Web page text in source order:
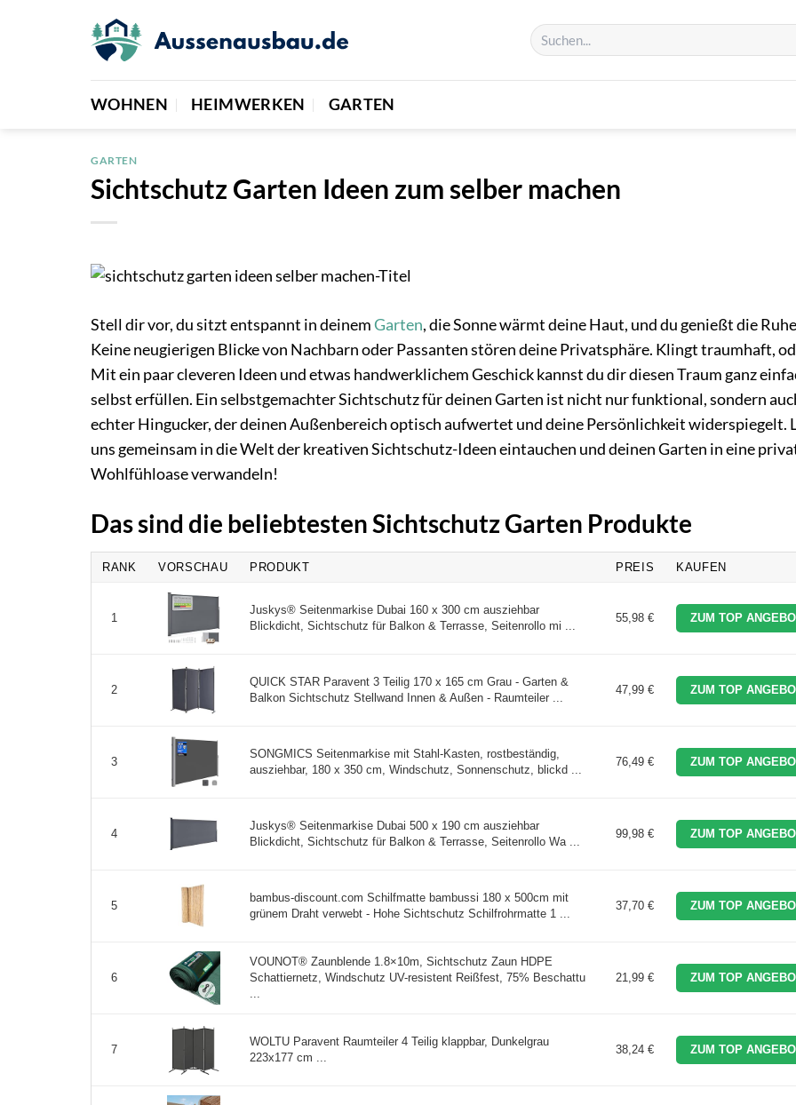
WOHNEN HEIMWERKEN GARTEN
GARTEN
Sichtschutz Garten Ideen zum selber machen
Stell dir vor, du sitzt entspannt in deinemGarten, die Sonne wärmt deine Haut, und du genießt die
Keine neugierigen Blicke von Nachbarn oder Passanten stören deine Privatsphäre. Klingt traumhaft,
Mit ein paar cleveren Ideen und etwas handwerklichem Geschick kannst du dir diesen Traum ganz
selbst erfüllen. Ein selbstgemachter Sichtschutz für deinen Garten ist nicht nur funktional, sondern
echter Hingucker, der deinen Außenbereich optisch aufwertet und deine Persönlichkeit widerspiegelt.
uns gemeinsam in die Welt der kreativen Sichtschutz-Ideen eintauchen und deinen Garten in eine
Wohlfühloase verwandeln!
Das sind die beliebtesten Sichtschutz Garten Produkte
RANK VORSCHAU PRODUKT PREIS KAUFEN
1
Juskys® Seitenmarkise Dubai 160 x 300 cm ausziehbar
Blickdicht, Sichtschutz für Balkon & Terrasse, Seitenrollo mi ...
55,98 € ZUM TOP
2
QUICK STAR Paravent 3 Teilig 170 x 165 cm Grau - Garten &
Balkon Sichtschutz Stellwand Innen & Außen - Raumteiler ...
47,99 € ZUM TOP
3
SONGMICS Seitenmarkise mit Stahl-Kasten, rostbeständig,
ausziehbar, 180 x 350 cm, Windschutz, Sonnenschutz, blickd ...
76,49 € ZUM TOP
4
Juskys® Seitenmarkise Dubai 500 x 190 cm ausziehbar
Blickdicht, Sichtschutz für Balkon & Terrasse, Seitenrollo Wa ...
99,98 € ZUM TOP
5
bambus-discount.com Schilfmatte bambussi 180 x 500cm mit
grünem Draht verwebt - Hohe Sichtschutz Schilfrohrmatte 1 ...
37,70 € ZUM TOP
6
VOUNOT® Zaunblende 1.8×10m, Sichtschutz Zaun HDPE
Schattiernetz, Windschutz UV-resistent Reißfest, 75% Beschattu
21,99 € ZUM TOP
7
WOLTU Paravent Raumteiler 4 Teilig klappbar, Dunkelgrau
223x177 cm ...
38,24 € ZUM TOP